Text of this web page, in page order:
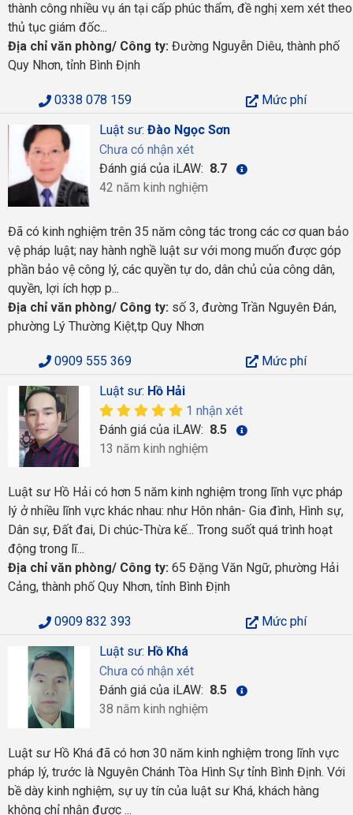
thành công nhiều vụ án tại cấp phúc thẩm, đề nghị xem xét theo
thủ tục giám đốc...
Địa chỉ văn phòng/ Công ty: Đường Nguyễn Diêu, thành phố
Quy Nhơn, tỉnh Bình Định
0338 078 159
Mức phí
Luật sư: Đào Ngọc Sơn
Chưa có nhận xét
Đánh giá của iLAW: 8.7
42 năm kinh nghiệm
Đã có kinh nghiệm trên 35 năm công tác trong các cơ quan bảo
vệ pháp luật; nay hành nghề luật sư với mong muốn được góp
phần bảo vệ công lý, các quyền tự do, dân chủ của công dân,
quyền, lợi ích hợp p...
Địa chỉ văn phòng/ Công ty: số 3, đường Trần Nguyên Đán,
phường Lý Thường Kiệt,tp Quy Nhơn
0909 555 369
Mức phí
Luật sư: Hồ Hải
1 nhận xét
Đánh giá của iLAW: 8.5
13 năm kinh nghiệm
Luật sư Hồ Hải có hơn 5 năm kinh nghiệm trong lĩnh vực pháp
lý ở nhiều lĩnh vực khác nhau: như Hôn nhân- Gia đình, Hình sự,
Dân sự, Đất đai, Di chúc-Thừa kế... Trong suốt quá trình hoạt
động trong lĩ...
Địa chỉ văn phòng/ Công ty: 65 Đặng Văn Ngữ, phường Hải
Cảng, thành phố Quy Nhơn, tỉnh Bình Định
0909 832 393
Mức phí
Luật sư: Hồ Khá
Chưa có nhận xét
Đánh giá của iLAW: 8.5
38 năm kinh nghiệm
Luật sư Hồ Khá đã có hơn 30 năm kinh nghiệm trong lĩnh vực
pháp lý, trước là Nguyên Chánh Tòa Hình Sự tỉnh Bình Định. Với
bề dày kinh nghiệm, sự uy tín của luật sư Khá, khách hàng
không chỉ nhận được ...